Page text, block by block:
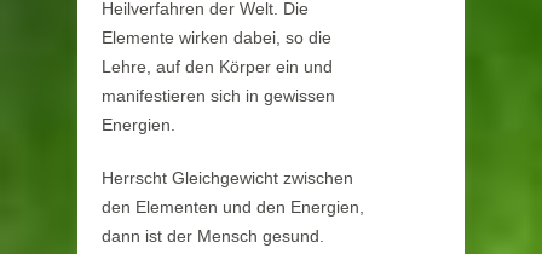
Heilverfahren der Welt. Die
Elemente wirken dabei, so die
Lehre, auf den Körper ein und
manifestieren sich in gewissen
Energien.
Herrscht Gleichgewicht zwischen
den Elementen und den Energien,
dann ist der Mensch gesund.